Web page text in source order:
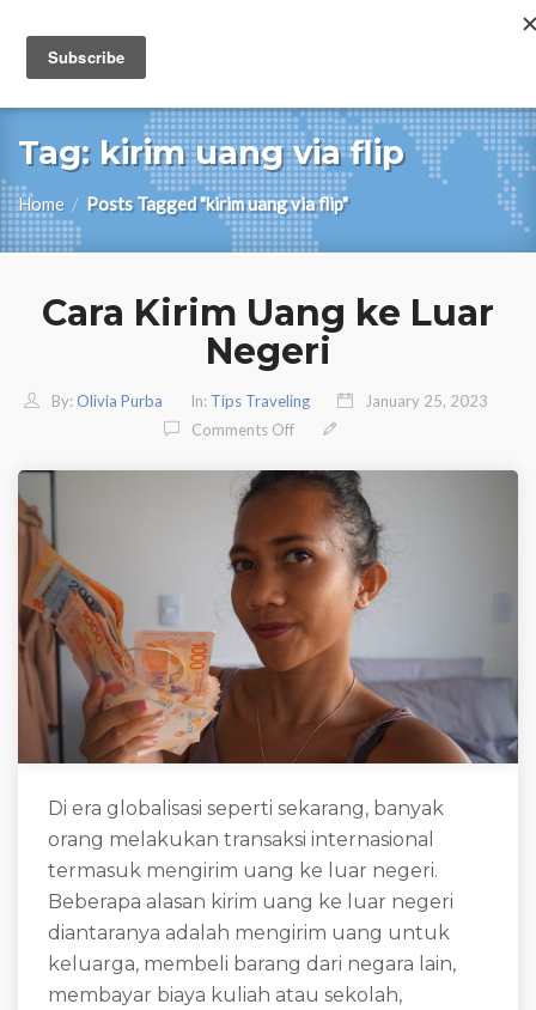
Tag: kirim uang via flip
Home / Posts Tagged "kirim uang via flip"
Cara Kirim Uang ke Luar
Negeri
By: Olivia Purba In: Tips Traveling
January 25, 2023
Comments OffOn Cara Kirim Uang Ke Luar Negeri
Di era globalisasi seperti sekarang, banyak
orang melakukan transaksi internasional
termasuk mengirim uang ke luar negeri.
Beberapa alasan kirim uang ke luar negeri
diantaranya adalah mengirim uang untuk
keluarga, membeli barang dari negara lain,
membayar biaya kuliah atau sekolah,